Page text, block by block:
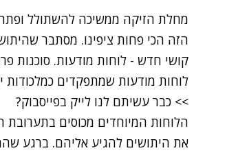
מחלת הזיקה ממשיכה להשתולל
הזה הכי פחות ציפינו. מסתבר
קושי חדש - לוחות מודעות. סוכנות
לוחות מודעות שמתפקדים כמלכודות
>> כבר עשיתם לנו לייק בפייסבוק?
הלוחות המיוחדים מכוסים
את היתושים להגיע אליהם. ברגע